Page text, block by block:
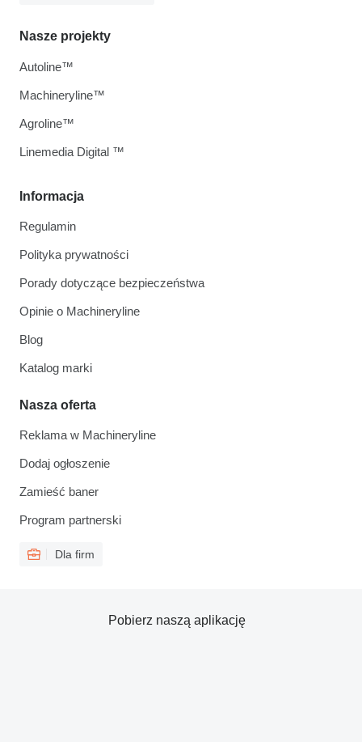
Informacja
Regulamin
Polityka prywatności
Porady dotyczące bezpieczeństwa
Opinie o Machineryline
Blog
Katalog marki
Nasza oferta
Reklama w Machineryline
Dodaj ogłoszenie
Zamieść baner
Program partnerski
Dla firm
Nasze projekty
Autoline™
Machineryline™
Agroline™
Linemedia Digital ™
Pobierz naszą aplikację